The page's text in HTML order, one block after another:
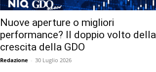
Nuove aperture o migliori
performance? Il doppio volto della
crescita della GDO
Redazione - 30 Luglio 2026